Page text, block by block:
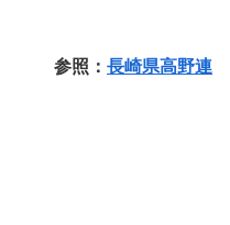
参照： 長崎県高野連